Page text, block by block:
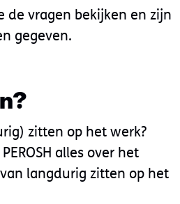
de vragen bekijken en zijn
gegeven.
zitten op het werk?
alles over het
langdurig zitten op het